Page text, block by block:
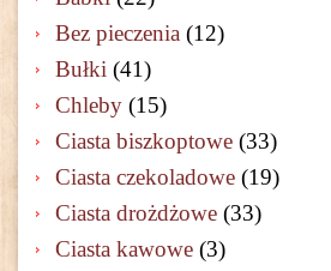
Bez pieczenia (12)
Bułki (41)
Chleby (15)
Ciasta biszkoptowe (33)
Ciasta czekoladowe (19)
Ciasta drożdżowe (33)
Ciasta kawowe (3)